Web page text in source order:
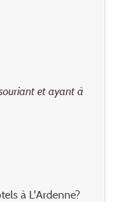
et ayant à
à L'Ardenne?